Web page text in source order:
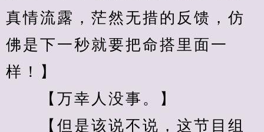
真情流露，茫然无措的反馈，仿
佛是下一秒就要把命搭里面一
样！】
【万幸人没事。】
【但是该说不说，这节目组